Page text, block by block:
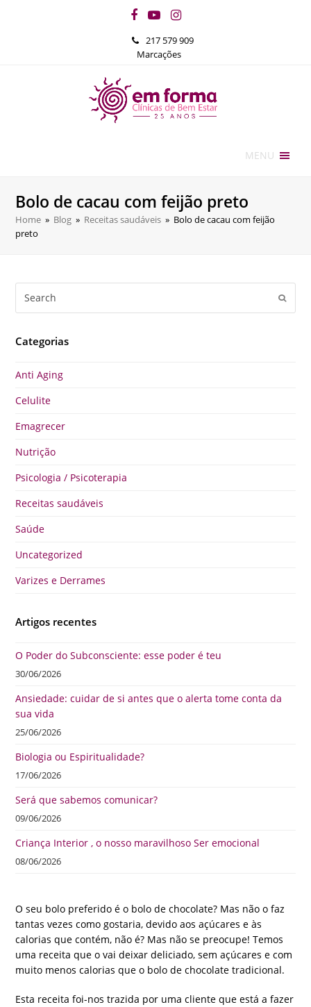
Facebook
YouTubeInstagram
217 579 909
Marcações
MENU
Bolo de cacau com feijão preto
Home » Blog » Receitas saudáveis » Bolo de cacau com feijão
preto
Categorias
Anti Aging
Celulite
Emagrecer
Nutrição
Psicologia / Psicoterapia
Receitas saudáveis
Saúde
Uncategorized
Varizes e Derrames
Artigos recentes
O Poder do Subconsciente: esse poder é teu
30/06/2026
Ansiedade: cuidar de si antes que o alerta tome conta da
sua vida
25/06/2026
Biologia ou Espiritualidade?
17/06/2026
Será que sabemos comunicar?
09/06/2026
Criança Interior , o nosso maravilhoso Ser emocional
08/06/2026
O seu bolo preferido é o bolo de chocolate? Mas não o faz
tantas vezes como gostaria, devido aos açúcares e às
calorias que contém, não é? Mas não se preocupe! Temos
uma receita que o vai deixar deliciado, sem açúcares e com
muito menos calorias que o bolo de chocolate tradicional.
Esta receita foi-nos trazida por uma cliente que está a fazer